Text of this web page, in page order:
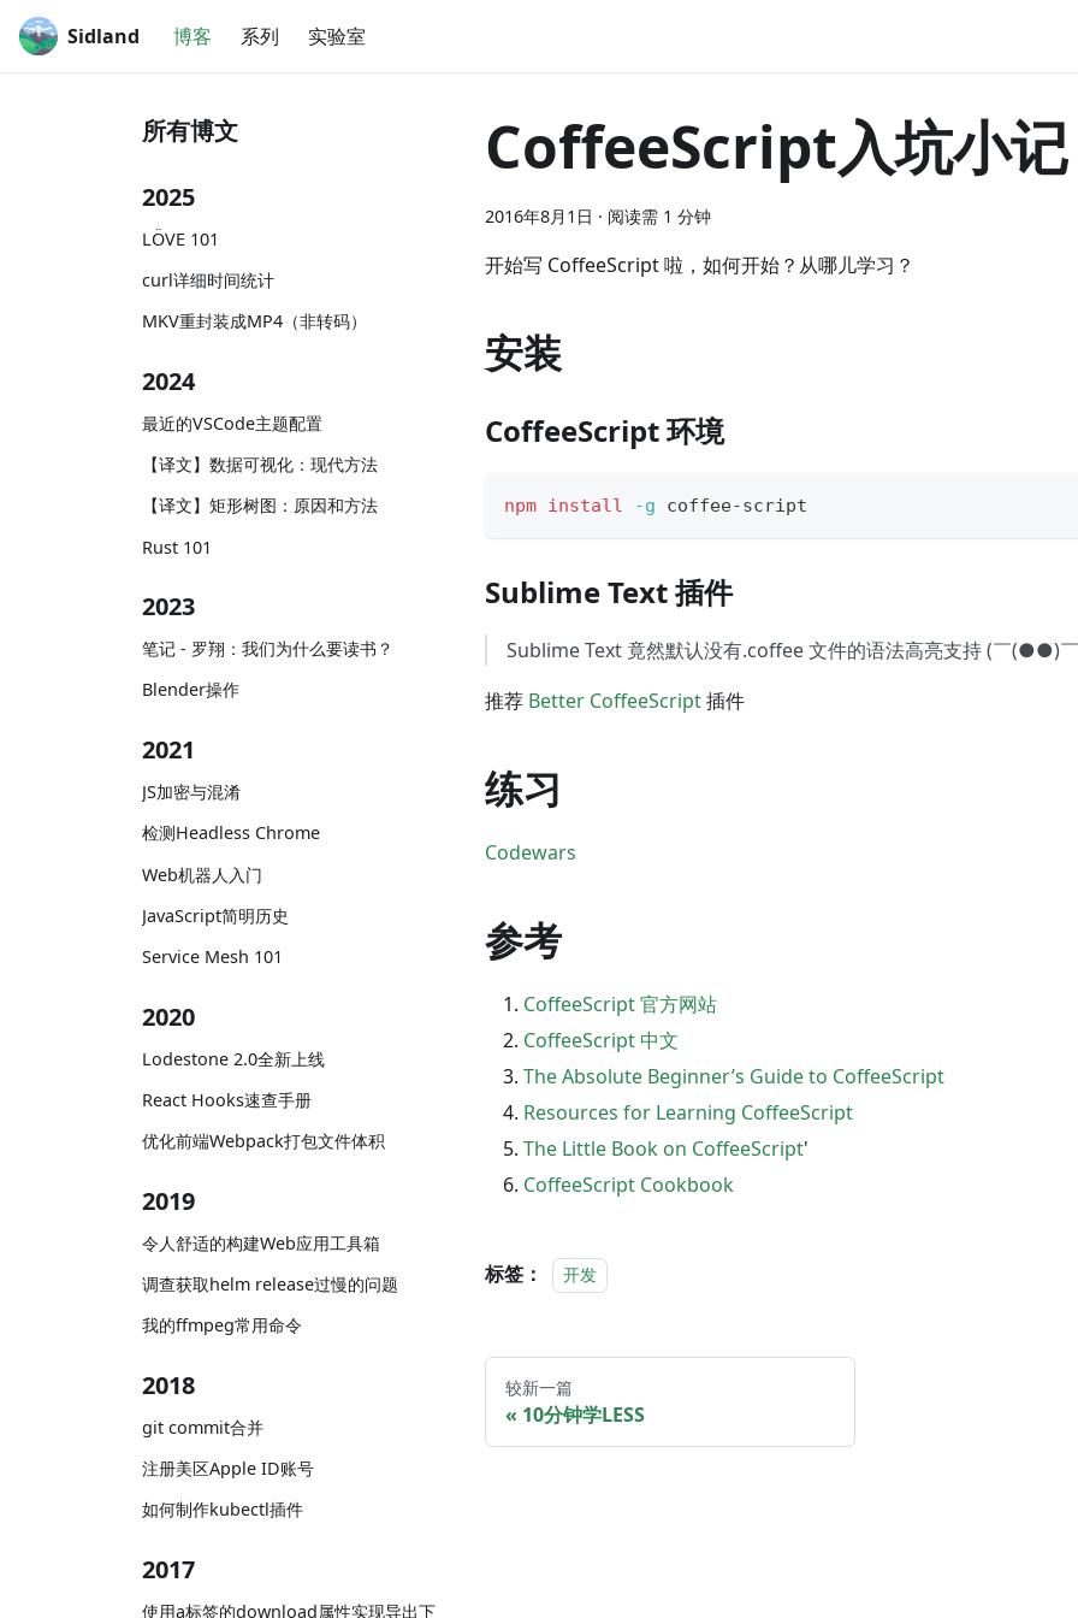
Sidland 博客 系列 实验室
所有博文
2025
LÖVE 101
curl详细时间统计
MKV重封装成MP4（非转码）
2024
最近的VSCode主题配置
【译文】数据可视化：现代方法
【译文】矩形树图：原因和方法
Rust 101
2023
笔记 - 罗翔：我们为什么要读书？
Blender操作
2021
JS加密与混淆
检测Headless Chrome
Web机器人入门
JavaScript简明历史
Service Mesh 101
2020
Lodestone 2.0全新上线
React Hooks速查手册
优化前端Webpack打包文件体积
2019
令人舒适的构建Web应用工具箱
调查获取helm release过慢的问题
我的ffmpeg常用命令
2018
git commit合并
注册美区Apple ID账号
如何制作kubectl插件
2017
使用a标签的download属性实现导出下
CoffeeScript入坑小记
2016年8月1日 · 阅读需 1 分钟
开始写 CoffeeScript 啦，如何开始？从哪儿学习？
安装
CoffeeScript 环境
npm install -g coffee-script
Sublime Text 插件
Sublime Text 竟然默认没有.coffee 文件的语法高亮支持 (￣(●●)
推荐 Better CoffeeScript插件
练习
Codewars
参考
CoffeeScript 官方网站
CoffeeScript 中文
The Absolute Beginner’s Guide to CoffeeScript
Resources for Learning CoffeeScript
The Little Book on CoffeeScript'
CoffeeScript Cookbook
标签： 开发
较新一篇
10分钟学LESS